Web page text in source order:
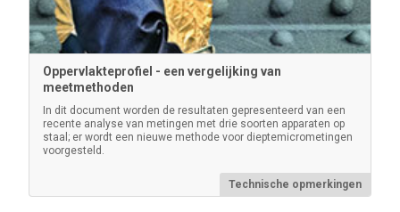
Testex™ Press-O-Film™ Replica Tape
Elke rol Testex Tape bevat 50 stukjes (Impressies)
Oppervlakteprofiel - een vergelijking van
meetmethoden
In dit document worden de resultaten gepresenteerd van een
recente analyse van metingen met drie soorten apparaten op
staal; er wordt een nieuwe methode voor dieptemicrometingen
voorgesteld.
Technische opmerkingen